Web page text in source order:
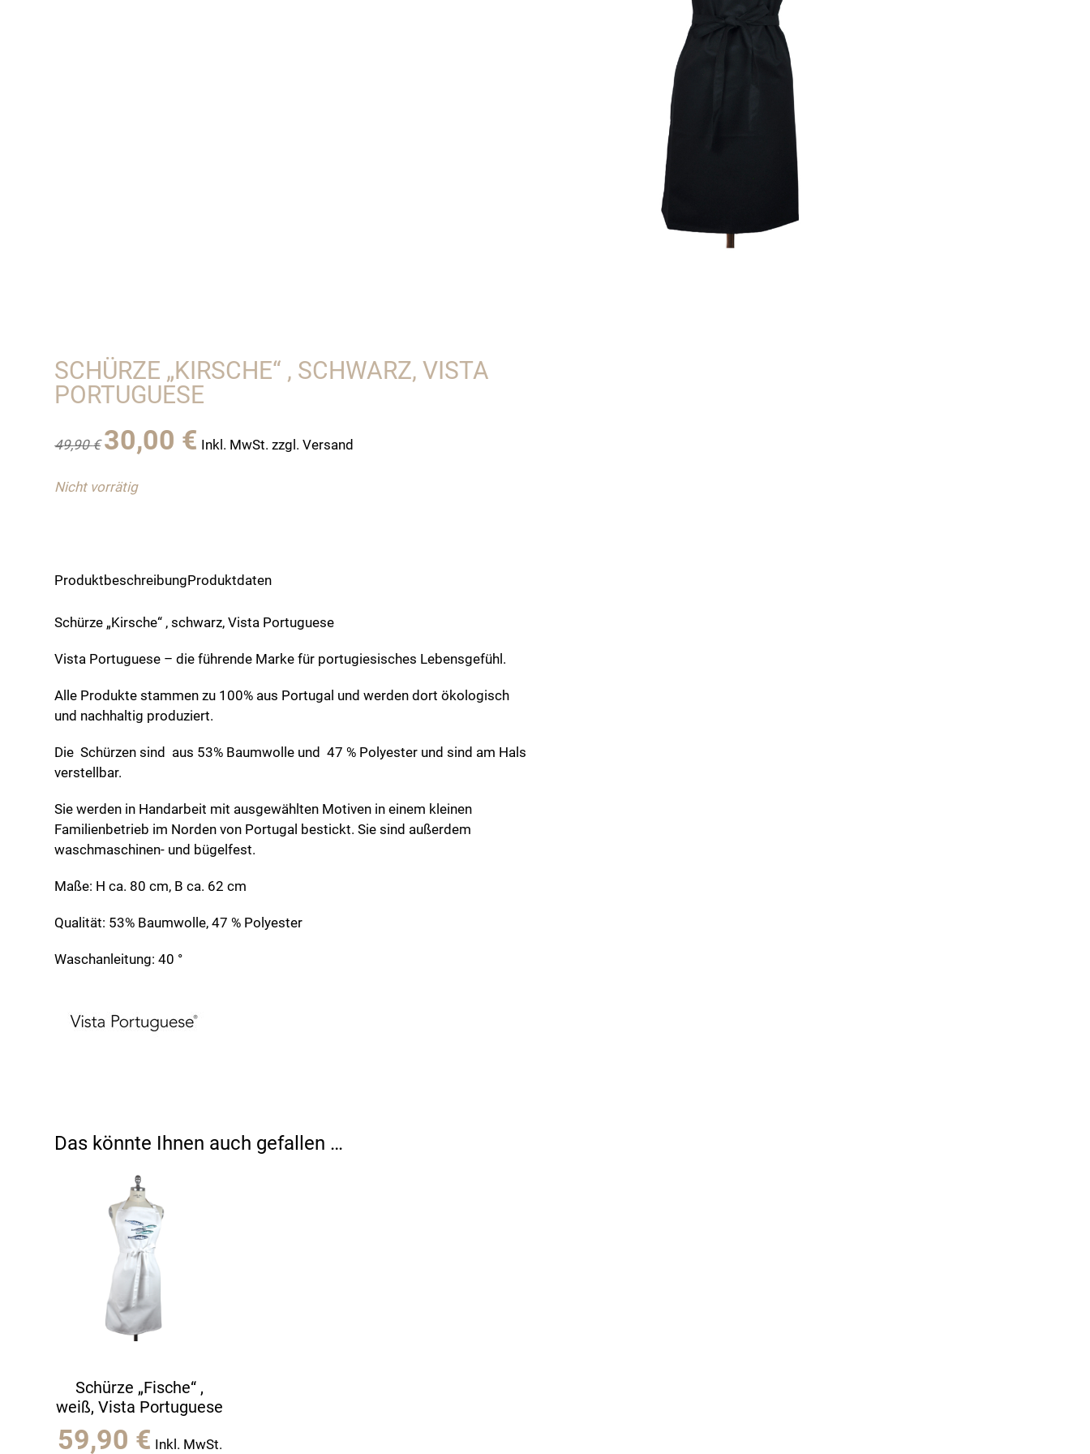
SCHÜRZE „KIRSCHE“ , SCHWARZ, VISTA
PORTUGUESE
49,90€
Ursprünglicher
Preis
49,90 €
30,00 € Preis
Inkl. MwSt. zzgl. Versand
Nicht vorrätig
ProduktbeschreibungProduktdaten
Schürze „Kirsche“ , schwarz, Vista Portuguese
Vista Portuguese – die führende Marke für portugiesisches Lebensgefühl.
Alle Produkte stammen zu 100% aus Portugal und werden dort ökologisch
und nachhaltig produziert.
Die Schürzen sind aus 53% Baumwolle und 47 % Polyester und sind am Hals
verstellbar.
Sie werden in Handarbeit mit ausgewählten Motiven in einem kleinen
Familienbetrieb im Norden von Portugal bestickt. Sie sind außerdem
waschmaschinen- und bügelfest.
Maße: H ca. 80 cm, B ca. 62 cm
Qualität: 53% Baumwolle, 47 % Polyester
Waschanleitung: 40 °
Das könnte Ihnen auch gefallen …
Schürze „Fische“ ,
weiß, Vista Portuguese
59,90 € Inkl. MwSt.